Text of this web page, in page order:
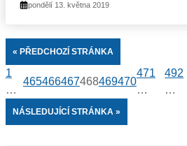
pondělí 13. května 2019
« PŘEDCHOZÍ STRÁNKA
1
…
465466467468469470
471
…
492
…
NÁSLEDUJÍCÍ STRÁNKA »